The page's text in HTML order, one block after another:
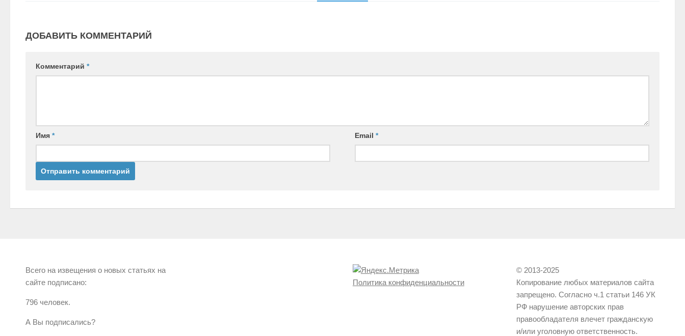
ДОБАВИТЬ КОММЕНТАРИЙ
Комментарий *
Имя * Email*
Всего на извещения о новых статьях на
сайте подписано:
796 человек.
А Вы подписались?
Политика конфиденциальности
© 2013-2025
Копирование любых материалов сайта
запрещено. Согласно ч.1 статьи 146 УК
РФ нарушение авторских прав
правообладателя влечет гражданскую
и/или уголовную ответственность.